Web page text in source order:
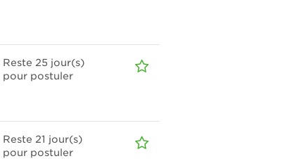
Reste 25 jour(s)
pour postuler
Reste 21 jour(s)
pour postuler